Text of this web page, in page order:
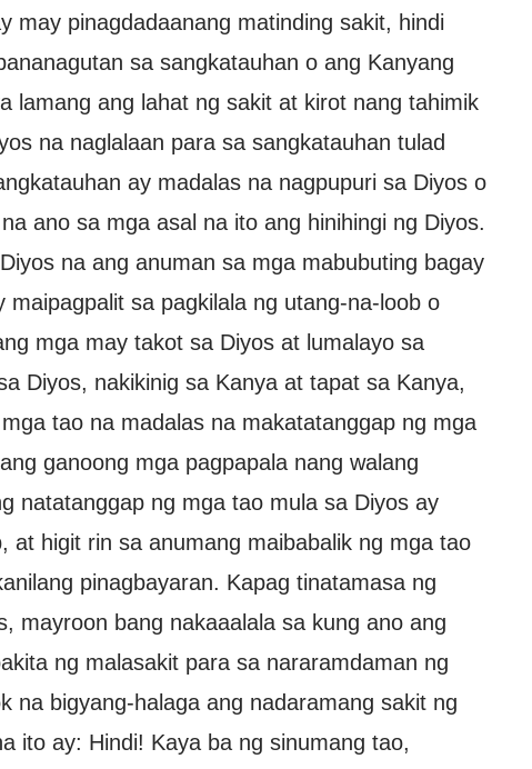
may pinagdadaanang matinding sakit, hindi
sa sangkatauhan o ang Kanyang
lamang ang lahat ng sakit at kirot nang tahimik
na naglalaan para sa sangkatauhan tulad
ay madalas na nagpupuri sa Diyos o
ano sa mga asal na ito ang hinihingi ng Diyos.
na ang anuman sa mga mabubuting bagay
sa pagkilala ng utang-na-loob o
mga may takot sa Diyos at lumalayo sa
Diyos, nakikinig sa Kanya at tapat sa Kanya,
tao na madalas na makatatanggap ng mga
ganoong mga pagpapala nang walang
natatanggap ng mga tao mula sa Diyos ay
at higit rin sa anumang maibabalik ng mga tao
pinagbayaran. Kapag tinatamasa ng
mayroon bang nakaaalala sa kung ano ang
ng malasakit para sa nararamdaman ng
na bigyang-halaga ang nadaramang sakit ng
ito ay: Hindi! Kaya ba ng sinumang tao,